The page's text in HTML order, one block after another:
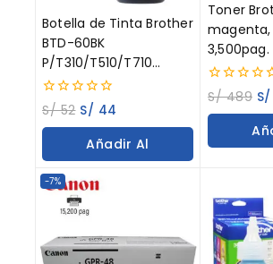
Botella de Tinta Brother
BTD-60BK
P/T310/T510/T710
Negro 108ML
0
out
of
S/52 S/ 44
Añadir Al
Toner
3,500pag.
0
out
of
S/489 S/
-7%